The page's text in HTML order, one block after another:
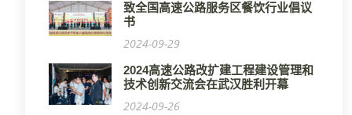
致全国高速公路服务区餐饮行业倡议
书
2024-09-29
2024高速公路改扩建工程建设管理和
技术创新交流会在武汉胜利开幕
2024-09-26